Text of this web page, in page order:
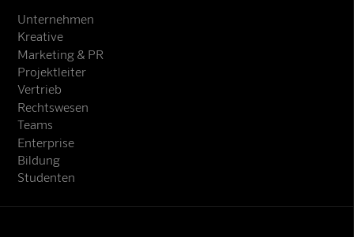
Unternehmen
Kreative
Marketing & PR
Projektleiter
Vertrieb
Rechtswesen
Teams
Enterprise
Bildung
Studenten